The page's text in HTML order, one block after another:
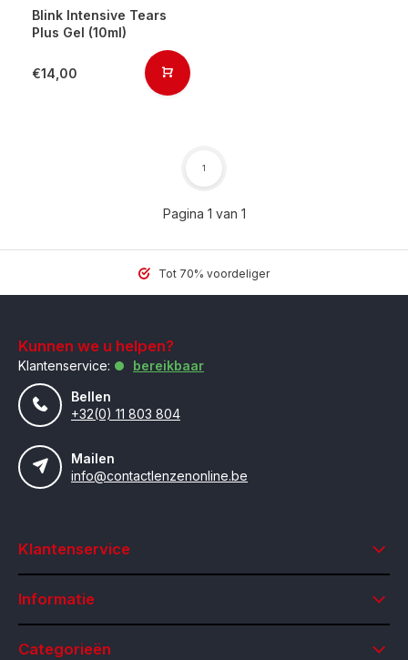
Blink Intensive Tears
Plus Gel (10ml)
€14,00
Pagina 1 van 1
1
Tot 70% voordeliger
Kunnen we u helpen?
Klantenservice:
bereikbaar
Bellen
+32(0) 11 803 804
Mailen
info@contactlenzenonline.be
Klantenservice
Informatie
Categorieën